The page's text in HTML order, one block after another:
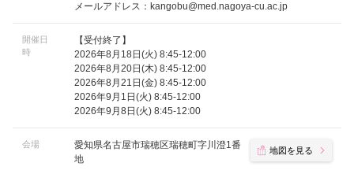
メールアドレス： kangobu@med.nagoya-cu.ac.jp
開催日
時
【受付終了】
2026年8月18日(火) 8:45-12:00
2026年8月20日(木) 8:45-12:00
2026年8月21日(金) 8:45-12:00
2026年9月1日(火) 8:45-12:00
2026年9月8日(火) 8:45-12:00
会場
愛知県名古屋市瑞穂区瑞穂町字川澄1番
地
地図を見る